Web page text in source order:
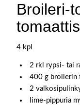
Broileri-
4 kpl
2 rkl rypsi- tai
400 g broilerin
2
lime-pippuria